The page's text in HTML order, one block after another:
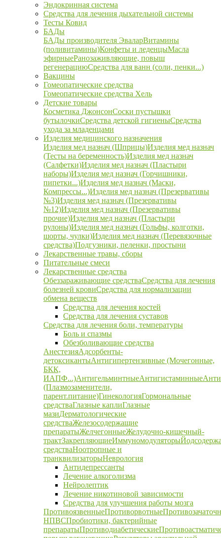
Эндокринная система
Средства для лечения дыхательной системы
Тесты Ковид
БАДы
БАДы производителя ЭваларВитамины
(поливитамины)Конфеты и леденцыМасла
эфирныеРанозаживляющие, повыш
регенерациюСредства для ванн (соли, пенки...)
Вакцины
Гомеопатические средства
Гомеопатические средства Хель
Детские товары
Косметика ДжонсонСоски пустышки
бутылочкиСредства детской гигиеныСредства
ухода за младенцами
Изделия медицинского назначения
Изделия мед назнач (Шприцы)Изделия мед назнач
(Тесты на беременность)Изделия мед назнач
(Салфетки)Изделия мед назнач (Пластыри
наборы)Изделия мед назнач (Горчишники,
пипетки...)Изделия мед назнач (Маски,
Компрессы...)Изделия мед назнач (Презервативы
№3)Изделия мед назнач (Презервативы
№12)Изделия мед назнач (Презервативы
прочие)Изделия мед назнач (Пластыри
рулоны)Изделия мед назнач (Гольфы, колготки,
шорты, чулки)Изделия мед назнач (Перевязочные
средства)Подгузники, пеленки, простыни
Лекарственные травы, сборы
Питательные смеси
Лекарственные средства
Обеззараживающие средстваСредства для лечения
болезней кровиСредства для нормализации
обмена веществ
Средства для лечения костей
Средства для лечения суставов
Средства для лечения боли, температуры
Боль и спазмы
Обезболивающие средства
АнестезияАдсорбенты-
детоксикантыАнтигипертензивные (Мочегонные,
БКК,
ИАПФ...)АнтигельминтныеАнтигистаминные
(Плазмозаменители,
парент.питание)ГинекологияГормональные
средстваГлазные каплиГлазные
мазиДерматологические
средстваЖелезосодержащие
препаратыЖелчегонныеЖелудочно-кишечный-
трактЗакрепляющиеИммуномодуляторы
средстваНоотропные и
транквилизаторыНеврология
Антидепрессанты
Лечение алкоголизма
Нейролептик
Лечение никотиновой зависимости
Средства для улучшения работы мозга
ПротивоязвенныеПротиворвотные
НПВСПробиотики, бактерийные
препаратыПротиводиабетические